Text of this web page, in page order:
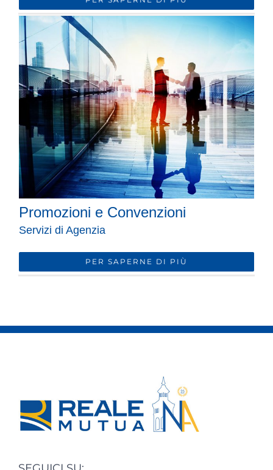
Promozioni e Convenzioni
Servizi di Agenzia
PER SAPERNE DI PIÙ